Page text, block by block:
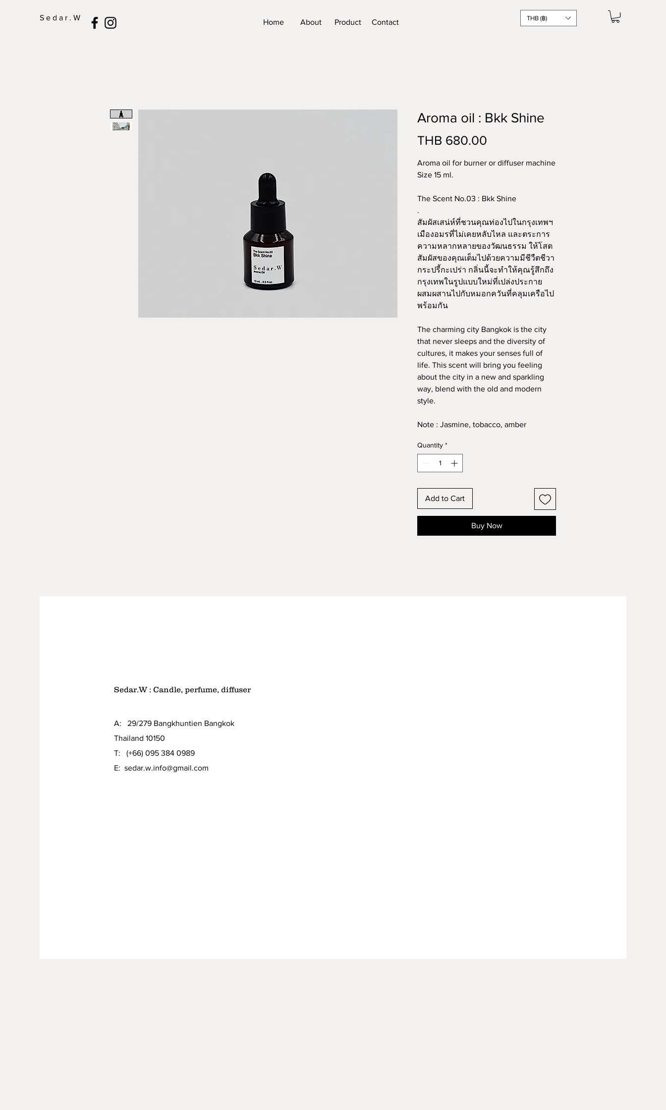
S e d a r . W
Home About Product Contact THB (฿)
Aroma oil : Bkk Shine
THB 680.00
Aroma oil for burner or diffuser machine
Size 15 ml.
The Scent No.03 : Bkk Shine
.
สัมผัสเสน่ห์ที่ชวนคุณท่องไปในกรุงเทพฯ
เมืองอมรที่ไม่เคยหลับไหล และตระการ
ความหลากหลายของวัฒนธรรม ให้โสต
สัมผัสของคุณเต็มไปด้วยความมีชีวืตชีวา
กระปรี้กะเปร่า กลิ่นนี้จะทำให้คุณรู้สึกถึง
กรุงเทพในรูปแบบใหม่ที่เปล่งประกาย
ผสมผสานไปกับหมอกควันที่คลุมเครือไป
พร้อมกัน
The charming city Bangkok is the city
that never sleeps and the diversity of
cultures, it makes your senses full of
life. This scent will bring you feeling
about the city in a new and sparkling
way, blend with the old and modern
style.
Note : Jasmine, tobacco, amber
Quantity *
Add to Cart
Buy Now
Sedar.W : Candle, perfume, diffuser
A: 29/279 Bangkhuntien Bangkok
Thailand 10150
T: (+66) 095 384 0989
E: sedar.w.info@gmail.com